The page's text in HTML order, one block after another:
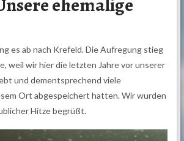
es ab nach Krefeld. Die Aufregung stieg
weil wir hier die letzten Jahre vor unserer
und dementsprechend viele
Ort abgespeichert hatten. Wir wurden
Hitze begrüßt.